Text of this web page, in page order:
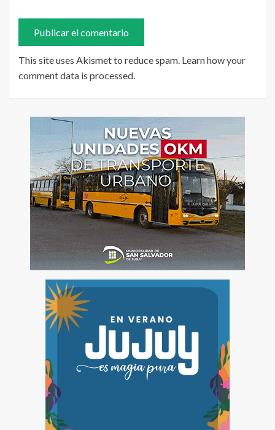
This site uses Akismet to reduce spam. Learn how your
comment data is processed.